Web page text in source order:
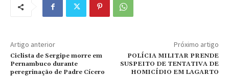
Artigo anterior
Ciclista de Sergipe morre em
Pernambuco durante
peregrinação de Padre Cícero
Próximo artigo
POLÍCIA MILITAR PRENDE
SUSPEITO DE TENTATIVA DE
HOMICÍDIO EM LAGARTO